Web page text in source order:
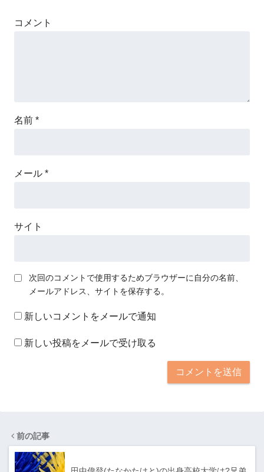
コメント
名前 *
メール *
サイト
次回のコメントで使用するためブラウザーに自分の名前、
メールアドレス、サイトを保存する。
新しいコメントをメールで通知
新しい投稿をメールで受け取る
前の記事